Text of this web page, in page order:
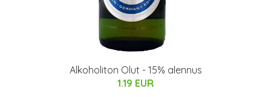
Alkoholiton Olut - 15% alennus
1.19 EUR